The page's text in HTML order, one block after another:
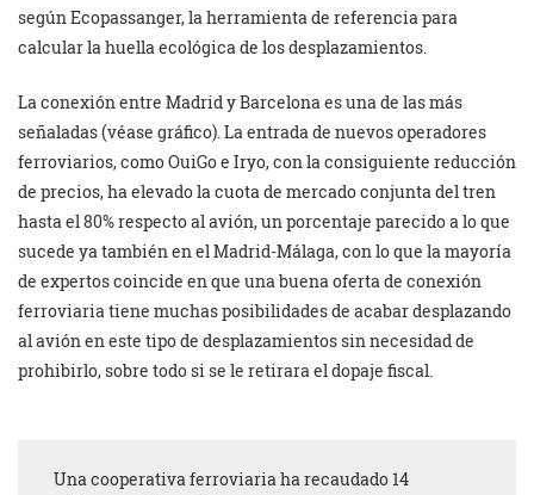
según Ecopassanger, la herramienta de referencia para
calcular la huella ecológica de los desplazamientos.
La conexión entre Madrid y Barcelona es una de las más
señaladas (véase gráfico). La entrada de nuevos operadores
ferroviarios, como OuiGo e Iryo, con la consiguiente reducción
de precios, ha elevado la cuota de mercado conjunta del tren
hasta el 80% respecto al avión, un porcentaje parecido a lo que
sucede ya también en el Madrid-Málaga, con lo que la mayoría
de expertos coincide en que una buena oferta de conexión
ferroviaria tiene muchas posibilidades de acabar desplazando
al avión en este tipo de desplazamientos sin necesidad de
prohibirlo, sobre todo si se le retirara el dopaje fiscal.
Una cooperativa ferroviaria ha recaudado 14